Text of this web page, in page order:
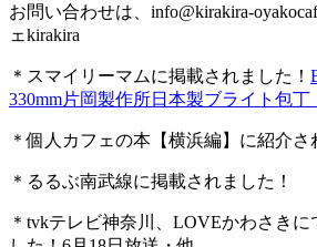
お問い合わせは、 info@kirakira-
ェkirakira
＊スマイリーマムに掲載されました！
330mm片岡製作所日本製ブライト包
＊個人カフェの本【横浜編】に紹介さ
＊るるぶ南武線に掲載されました！
＊tvkテレビ神奈川、LOVEかわさきに